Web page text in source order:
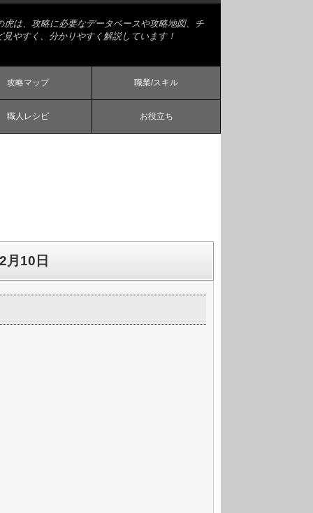
虎は、攻略に必要なデータベースや攻略地図、チ
見やすく、分かりやすく解説しています！
攻略マップ 職業/スキル
職人レシピ お役立ち
月10日